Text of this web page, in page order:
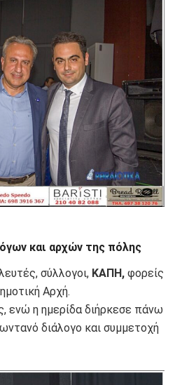
και αρχών της πόλης
σύλλογοι, ΚΑΠΗ, φορείς
Αρχή.
ενώ η ημερίδα διήρκεσε πάνω
διάλογο και συμμετοχή